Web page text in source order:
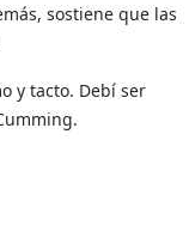
sostiene que las
y tacto. Debí ser